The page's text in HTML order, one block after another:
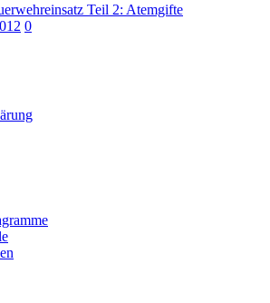
Teil 2: Atemgifte
0